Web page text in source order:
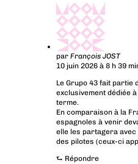
par François JOST
10 juin 2026 à 8 h 39
Le Grupo 43 fait partie
exclusivement dédiée
terme.
En comparaison à la
espagnoles à venir
elle les partagera avec
des pilotes (ceux-ci
⮑ Répondre